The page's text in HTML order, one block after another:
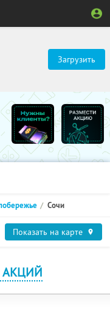
Загрузить
Сочи
Показать на карте
АКЦИЙ